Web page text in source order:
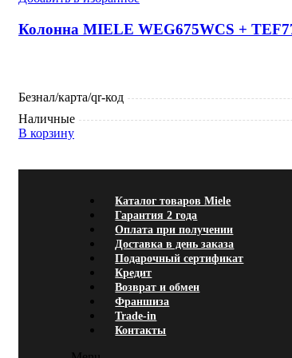
Колонна MIELE WEG675WCS +
Безнал/карта/qr-код
Наличные
В корзину
Каталог товаров Miele
Гарантия 2 года
Оплата при получении
Доставка в день заказа
Подарочный сертификат
Кредит
Возврат и обмен
Франшиза
Trade-in
Контакты